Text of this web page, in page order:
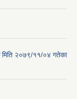
मिति २०७९/११/०४ गतेका